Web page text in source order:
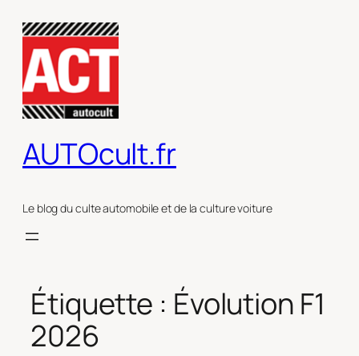
contenu
AUTOcult.fr
Le blog du culte automobile et de la culture voiture
Étiquette : Évolution F1
2026